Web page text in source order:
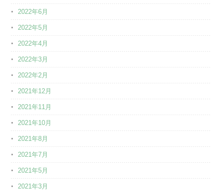
2022年6月
2022年5月
2022年4月
2022年3月
2022年2月
2021年12月
2021年11月
2021年10月
2021年8月
2021年7月
2021年5月
2021年3月